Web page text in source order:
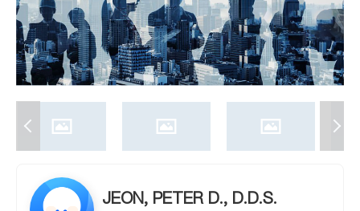
JEON, PETER D., D.D.S.